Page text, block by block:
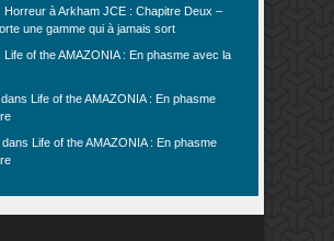
Horreur à Arkham JCE : Chapitre Deux –
une gamme qui à jamais sort
Life of the AMAZONIA : En phasme avec la
dans Life of the AMAZONIA : En phasme
dans Life of the AMAZONIA : En phasme